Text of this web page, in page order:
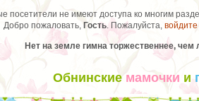
посетители не имеют доступа ко многим
Добро пожаловать, Гость. Пожалуйста, войдите
Нет на земле гимна торжественнее, чем
Обнинские мамочки и